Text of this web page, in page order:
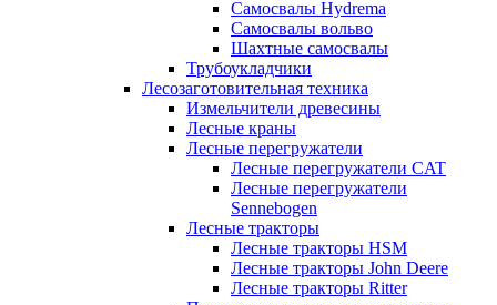
Самосвалы Hydrema
Самосвалы вольво
Шахтные самосвалы
Трубоукладчики
Лесозаготовительная техника
Измельчители древесины
Лесные краны
Лесные перегружатели
Лесные перегружатели CAT
Лесные перегружатели
Sennebogen
Лесные тракторы
Лесные тракторы HSM
Лесные тракторы John Deere
Лесные тракторы Ritter